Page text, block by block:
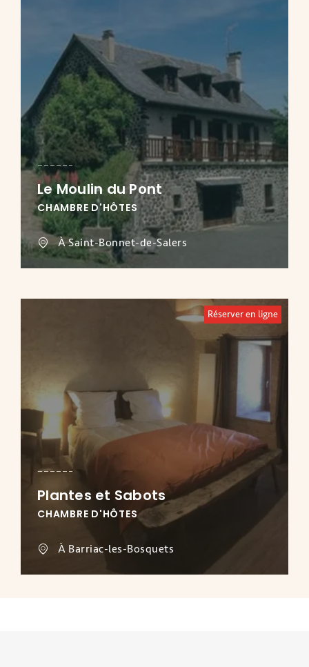
Le Moulin du Pont
CHAMBRE D'HÔTES
À Saint-Bonnet-de-Salers
Réserver en ligne
Plantes et Sabots
CHAMBRE D'HÔTES
À Barriac-les-Bosquets